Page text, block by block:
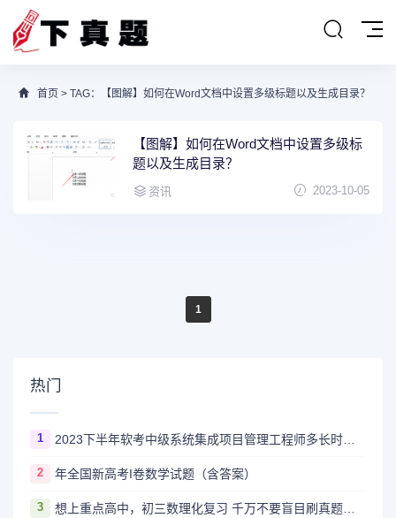
首页 > TAG：【图解】如何在Word文档中设置多级标题以及生成目录？
【图解】如何在Word文档中设置多级标
题以及生成目录？
资讯 2023-10-05
1
热门
1 2023下半年软考中级系统集成项目管理工程师多长时间出成绩
2 年全国新高考I卷数学试题（含答案）
3 想上重点高中，初三数理化复习 千万不要盲目刷真题卷和模拟卷！